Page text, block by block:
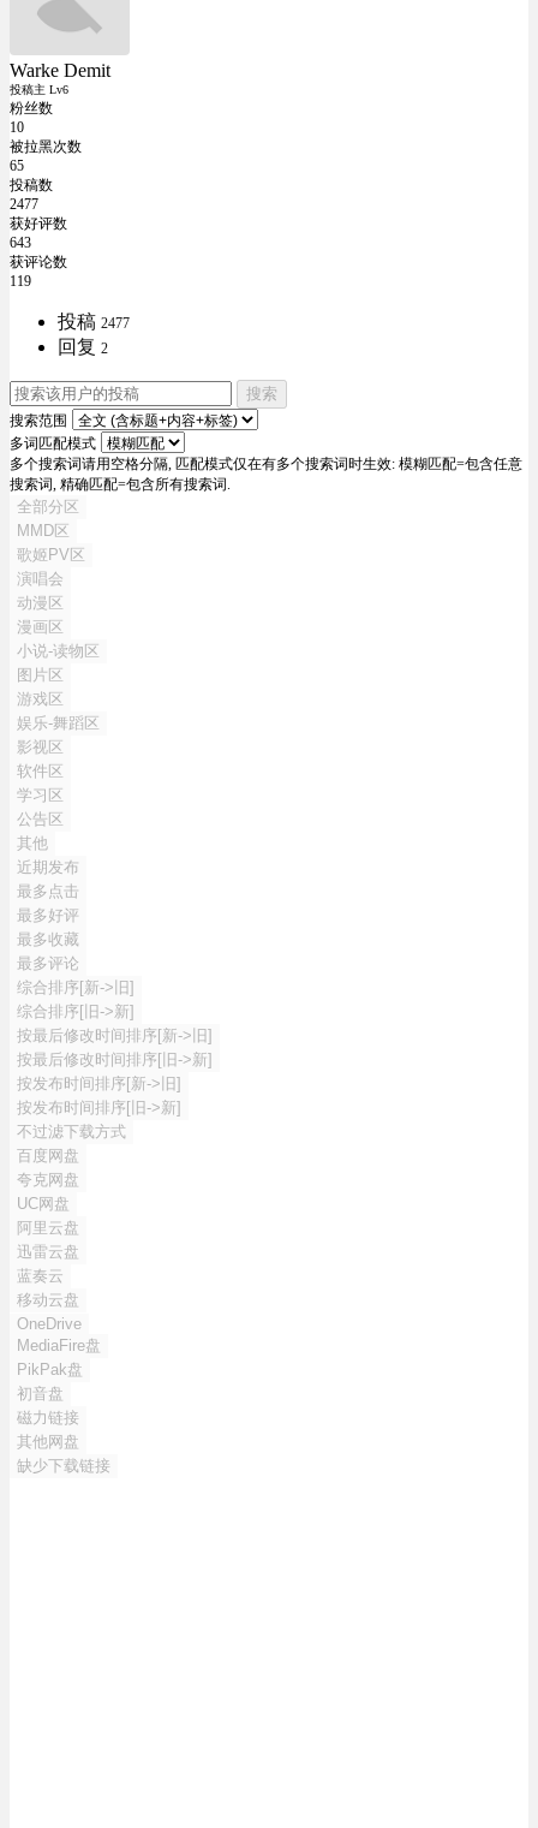
Warke Demit
投稿主 Lv6
粉丝数
10
被拉黑次数
65
投稿数
2477
获好评数
643
获评论数
119
投稿 2477
回复 2
搜索
搜索范围
多词匹配模式
多个搜索词请用空格分隔, 匹配模式仅在有多个搜索词时生效: 模糊匹配=包含任意
搜索词, 精确匹配=包含所有搜索词.
全部分区
MMD区
歌姬PV区
演唱会
动漫区
漫画区
小说-读物区
图片区
游戏区
娱乐-舞蹈区
影视区
软件区
学习区
公告区
其他
近期发布
最多点击
最多好评
最多收藏
最多评论
综合排序[新->旧]
综合排序[旧->新]
按最后修改时间排序[新->旧]
按最后修改时间排序[旧->新]
按发布时间排序[新->旧]
按发布时间排序[旧->新]
不过滤下载方式
百度网盘
夸克网盘
UC网盘
阿里云盘
迅雷云盘
蓝奏云
移动云盘
OneDrive
MediaFire盘
PikPak盘
初音盘
磁力链接
其他网盘
缺少下载链接